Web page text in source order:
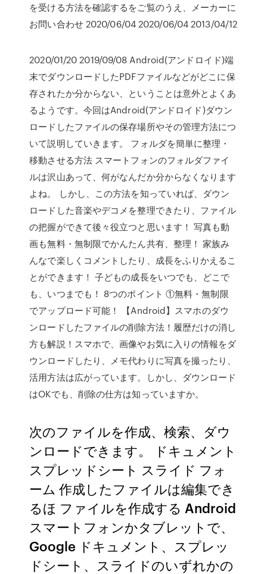
を受ける方法を確認するをご覧のうえ、メーカーに
お問い合わせ 2020/06/04 2020/06/04 2013/04/12
2020/01/20 2019/09/08 Android(アンドロイド)端
末でダウンロードしたPDFファイルなどがどこに保
存されたか分からない、ということは意外とよくあ
るようです。今回はAndroid(アンドロイド)ダウン
ロードしたファイルの保存場所やその管理方法につ
いて説明していきます。 フォルダを簡単に整理・
移動させる方法 スマートフォンのフォルダファイ
ルは沢山あって、何がなんだか分からなくなります
よね。 しかし、この方法を知っていれば、ダウン
ロードした音楽やデコメを整理できたり、ファイル
の把握ができて後々役立つと思います！ 写真も動
画も無料・無制限でかんたん共有、整理！ 家族み
んなで楽しくコメントしたり、成長をふりかえるこ
とができます！ 子どもの成長をいつでも、どこで
も、いつまでも！ 8つのポイント ①無料・無制限
でアップロード可能！ 【Android】スマホのダウ
ンロードしたファイルの削除方法！履歴だけの消し
方も解説！スマホで、画像やお気に入りの情報をダ
ウンロードしたり、メモ代わりに写真を撮ったり、
活用方法は広がっています。しかし、ダウンロード
はOKでも、削除の仕方は知っていますか。
次のファイルを作成、検索、ダウ
ンロードできます。 ドキュメント
スプレッドシート スライド フォ
ーム 作成したファイルは編集でき
るほ ファイルを作成する Android
スマートフォンかタブレットで、
Google ドキュメント、スプレッ
ドシート、スライドのいずれかの